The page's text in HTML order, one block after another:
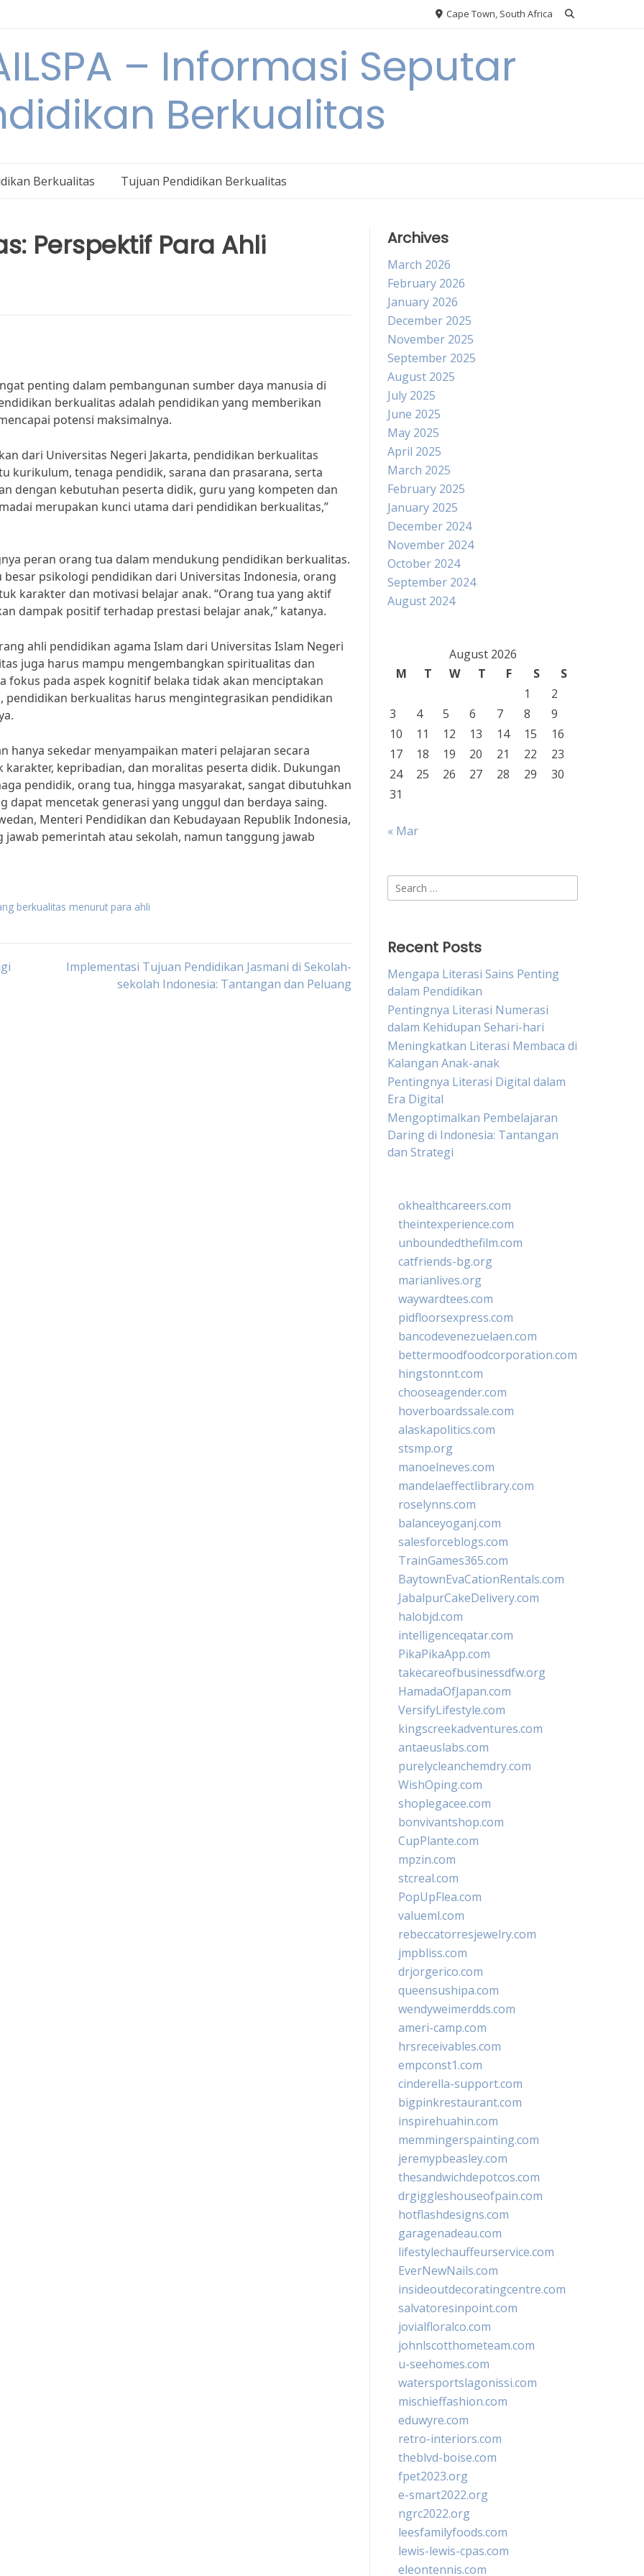
Cape Town, South Africa
– Informasi Seputar
Berkualitas
Berkualitas Tujuan Pendidikan Berkualitas
Perspektif Para Ahli
penting dalam pembangunan sumber daya manusia di
berkualitas adalah pendidikan yang memberikan
potensi maksimalnya.
dari Universitas Negeri Jakarta, pendidikan berkualitas
kurikulum, tenaga pendidik, sarana dan prasarana, serta
dengan kebutuhan peserta didik, guru yang kompeten dan
merupakan kunci utama dari pendidikan berkualitas,”
peran orang tua dalam mendukung pendidikan berkualitas.
psikologi pendidikan dari Universitas Indonesia, orang
karakter dan motivasi belajar anak. “Orang tua yang aktif
dampak positif terhadap prestasi belajar anak,” katanya.
ahli pendidikan agama Islam dari Universitas Islam Negeri
juga harus mampu mengembangkan spiritualitas dan
fokus pada aspek kognitif belaka tidak akan menciptakan
pendidikan berkualitas harus mengintegrasikan pendidikan
hanya sekedar menyampaikan materi pelajaran secara
kepribadian, dan moralitas peserta didik. Dukungan
pendidik, orang tua, hingga masyarakat, sangat dibutuhkan
mencetak generasi yang unggul dan berdaya saing.
Menteri Pendidikan dan Kebudayaan Republik Indonesia,
pemerintah atau sekolah, namun tanggung jawab
berkualitas menurut para ahli
Implementasi Tujuan Pendidikan Jasmani di Sekolah-
sekolah Indonesia: Tantangan dan Peluang
Archives
March 2026
February 2026
January 2026
December 2025
November 2025
September 2025
August 2025
July 2025
June 2025
May 2025
April 2025
March 2025
February 2025
January 2025
December 2024
November 2024
October 2024
September 2024
August 2024
August 2026
M
T W T F S
S
1
2
3
4 5 6 7 8
9
10
11 12 13 14 15
16
17
18 19 20 21 22
23
24
25 26 27 28 29
30
31
« Mar
Search
for:
Recent Posts
Mengapa Literasi Sains Penting
dalam Pendidikan
Pentingnya Literasi Numerasi
dalam Kehidupan Sehari-hari
Meningkatkan Literasi Membaca di
Kalangan Anak-anak
Pentingnya Literasi Digital dalam
Era Digital
Mengoptimalkan Pembelajaran
Daring di Indonesia: Tantangan
dan Strategi
okhealthcareers.com
theintexperience.com
unboundedthefilm.com
catfriends-bg.org
marianlives.org
waywardtees.com
pidfloorsexpress.com
bancodevenezuelaen.com
bettermoodfoodcorporation.com
hingstonnt.com
chooseagender.com
hoverboardssale.com
alaskapolitics.com
stsmp.org
manoelneves.com
mandelaeffectlibrary.com
roselynns.com
balanceyoganj.com
salesforceblogs.com
TrainGames365.com
BaytownEvaCationRentals.com
JabalpurCakeDelivery.com
halobjd.com
intelligenceqatar.com
PikaPikaApp.com
takecareofbusinessdfw.org
HamadaOfJapan.com
VersifyLifestyle.com
kingscreekadventures.com
antaeuslabs.com
purelycleanchemdry.com
WishOping.com
shoplegacee.com
bonvivantshop.com
CupPlante.com
mpzin.com
stcreal.com
PopUpFlea.com
valueml.com
rebeccatorresjewelry.com
jmpbliss.com
drjorgerico.com
queensushipa.com
wendyweimerdds.com
ameri-camp.com
hrsreceivables.com
empconst1.com
cinderella-support.com
bigpinkrestaurant.com
inspirehuahin.com
memmingerspainting.com
jeremypbeasley.com
thesandwichdepotcos.com
drgiggleshouseofpain.com
hotflashdesigns.com
garagenadeau.com
lifestylechauffeurservice.com
EverNewNails.com
insideoutdecoratingcentre.com
salvatoresinpoint.com
jovialfloralco.com
johnlscotthometeam.com
u-seehomes.com
watersportslagonissi.com
mischieffashion.com
eduwyre.com
retro-interiors.com
theblvd-boise.com
fpet2023.org
e-smart2022.org
ngrc2022.org
leesfamilyfoods.com
lewis-lewis-cpas.com
eleontennis.com